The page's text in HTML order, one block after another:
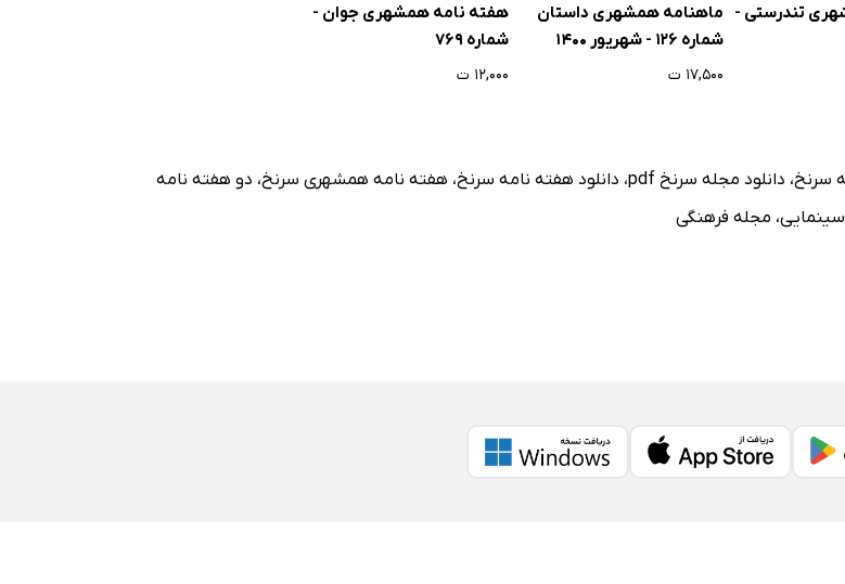
تندرستی - ماهنامه همشهری داستان
شماره 126 - شهریور 1400
۱۷,۵۰۰ ت
هفته نامه همشهری جوان -
شماره 769
۱۲,۰۰۰ ت
سرنخ، دانلود مجله سرنخ pdf ، دانلود هفته نامه سرنخ، هفته نامه همشهری سرنخ، دو هفته نامه
، مجله فرهنگی